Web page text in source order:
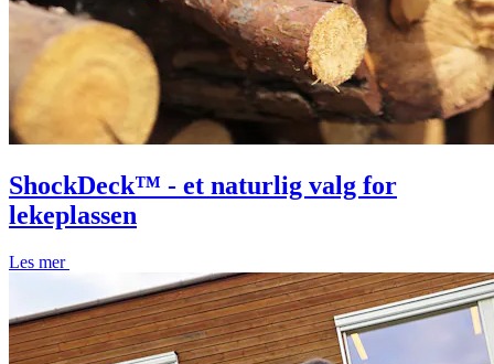
ShockDeck™ - et naturlig valg for
lekeplassen
Les mer